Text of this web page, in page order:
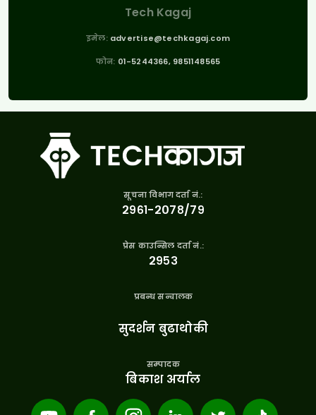
Tech Kagaj
इमेल: advertise@techkagaj.com
फोन: 01-5244366, 9851148565
सूचना विभाग दर्ता नं.:
२९६१-२०७८/७९
प्रेस काउन्सिल दर्ता नं.:
२९५३
प्रबन्ध सन्चालक
सुदर्शन बुढाथोकी
सम्पादक
बिकाश अर्याल